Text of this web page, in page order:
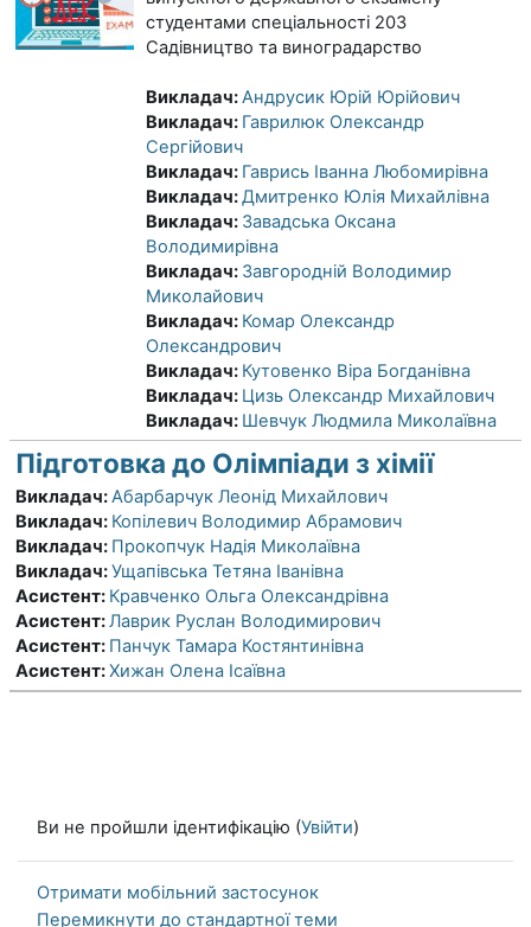
студентами спеціальності 203
Садівництво та виноградарство
Викладач:Андрусик Юрій Юрійович
Викладач: Гаврилюк Олександр
Сергійович
Викладач: Гаврись Іванна Любомирівна
Викладач:Дмитренко Юлія Михайлівна
Викладач: Завадська Оксана
Володимирівна
Викладач: Завгородній Володимир
Миколайович
Викладач: Комар Олександр
Олександрович
Викладач: Кутовенко Віра Богданівна
Викладач: Цизь Олександр Михайлович
Викладач: Шевчук Людмила Миколаївна
Підготовка до Олімпіади з хімії
Викладач:Абарбарчук Леонід Михайлович
Викладач: Копілевич Володимир Абрамович
Викладач: Прокопчук Надія Миколаївна
Викладач:Ущапівська Тетяна Іванівна
Асистент: Кравченко Ольга Олександрівна
Асистент:Лаврик Руслан Володимирович
Асистент: Панчук Тамара Костянтинівна
Асистент:Хижан Олена Ісаївна
Ви не пройшли ідентифікацію (Увійти)
Отримати мобільний застосунок
Перемикнути до стандартної теми